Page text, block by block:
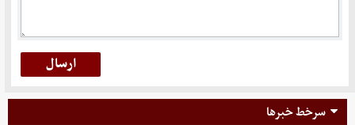
سرخط خبرها